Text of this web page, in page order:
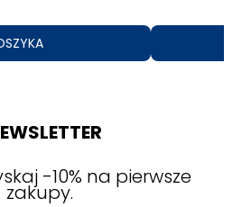
-10% na pierwsze
zakupy.